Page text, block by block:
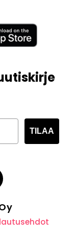
TILAA